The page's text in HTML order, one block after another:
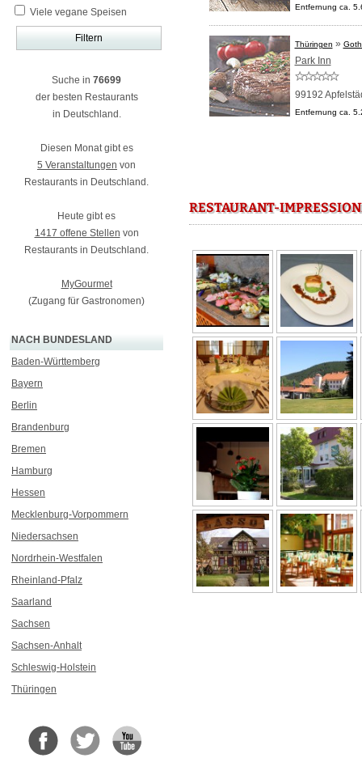
Viele vegane Speisen
Suche in 76699
der besten Restaurants
in Deutschland.
Diesen Monat gibt es
5 Veranstaltungen von
Restaurants in Deutschland.
Heute gibt es
1417 offene Stellen von
Restaurants in Deutschland.
MyGourmet
(Zugang für Gastronomen)
NACH BUNDESLAND
Baden-Württemberg
Bayern
Berlin
Brandenburg
Bremen
Hamburg
Hessen
Mecklenburg-Vorpommern
Niedersachsen
Nordrhein-Westfalen
Rheinland-Pfalz
Saarland
Sachsen
Sachsen-Anhalt
Schleswig-Holstein
Thüringen
Entfernung ca.
Thüringen »
Park Inn
99192
Entfernung ca.
RESTAURANT-